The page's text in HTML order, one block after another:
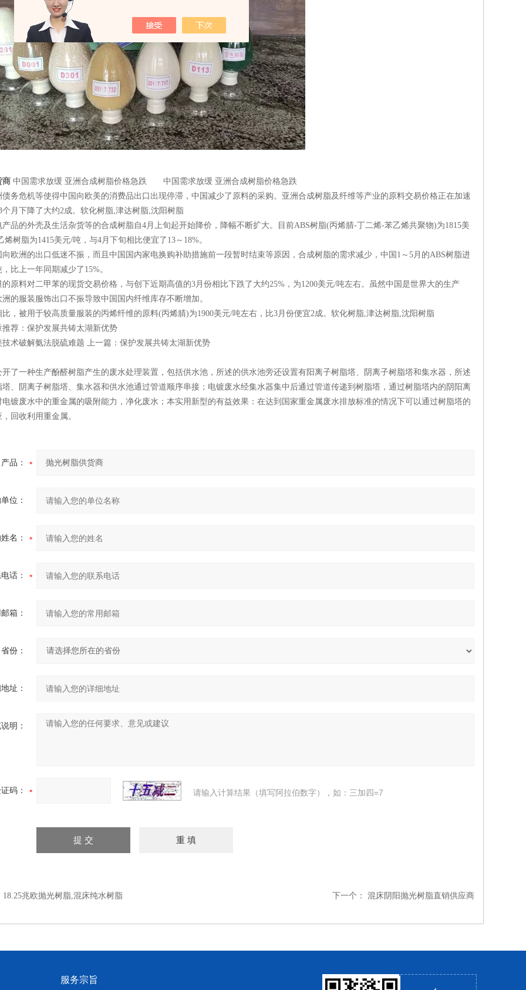
商 中国需求放缓 亚洲合成树脂价格急跌 中国需求放缓 亚洲合成树脂价格急跌
危机等使得中国向欧美的消费品出口出现停滞，中国减少了原料的采购。亚洲合成树脂及纤维等产业的原料交易价格正在加速
个月下降了大约2成。软化树脂,津达树脂,沈阳树脂
的外壳及生活杂货等的合成树脂自4月上旬起开始降价，降幅不断扩大。目前ABS树脂(丙烯腈-丁二烯-苯乙烯共聚物)为1815美
烯树脂为1415美元/吨，与4月下旬相比便宜了13～18%。
洲的出口低迷不振，而且中国国内家电换购补助措施前一段暂时结束等原因，合成树脂的需求减少，中国1～5月的ABS树脂进
比上一年同期减少了15%。
料对二甲苯的现货交易价格，与创下近期高值的3月份相比下跌了大约25%，为1200美元/吨左右。虽然中国是世界大的生产
的服装服饰出口不振导致中国国内纤维库存不断增加。
被用于较高质量服装的丙烯纤维的原料(丙烯腈)为1900美元/吨左右，比3月份便宜2成。软化树脂,津达树脂,沈阳树脂
：保护发展共铸太湖新优势
术破解氨法脱硫难题 上一篇：保护发展共铸太湖新优势
了一种生产酚醛树脂产生的废水处理装置，包括供水池，所述的供水池旁还设置有阳离子树脂塔、阴离子树脂塔和集水器，所述
、阴离子树脂塔、集水器和供水池通过管道顺序串接；电镀废水经集水器集中后通过管道传递到树脂塔，通过树脂塔内的阴阳离
镀废水中的重金属的吸附能力，净化废水；本实用新型的有益效果：在达到国家重金属废水排放标准的情况下可以通过树脂塔的
回收利用重金属。
产品：
位：
名：
话：
箱：
省份：
址：
明：
码： 请输入计算结果（填写阿拉伯数字），如：三加四=7
18.25兆欧抛光树脂,混床纯水树脂 下一个： 混床阴阳抛光树脂直销供应商
服务宗旨